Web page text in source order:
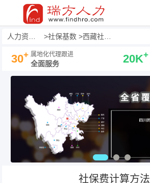
社保基数 西藏社保基数
30+ 属地化代理跟进
全面服务 20K+
社保费计算方法